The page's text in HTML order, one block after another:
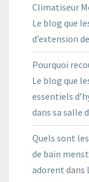
Climatiseur
Le blog que
d’extension
Pourquoi
Le blog que
essentiels
dans sa salle
Quels sont
de bain
adorent dans